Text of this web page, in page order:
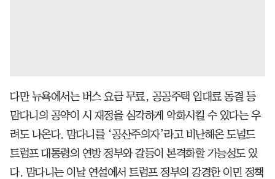
다만 뉴욕에서는 버스 요금 무료, 공공주택 임대료 동결 등
맘다니의 공약이 시 재정을 심각하게 악화시킬 수 있다는 우
려도 나온다. 맘다니를 ‘공산주의자’라고 비난해온 도널드
트럼프 대통령의 연방 정부와 갈등이 본격화할 가능성도 있
다. 맘다니는 이날 연설에서 트럼프 정부의 강경한 이민 정책